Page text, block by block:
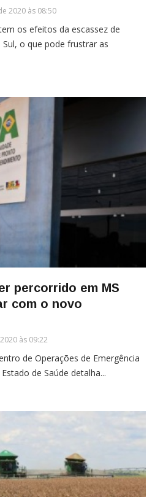
2020 às 08:50
os efeitos da escassez de
o que pode frustrar as
percorrido em MS
com o novo
às 09:22
de Operações de Emergência
de Saúde detalha...